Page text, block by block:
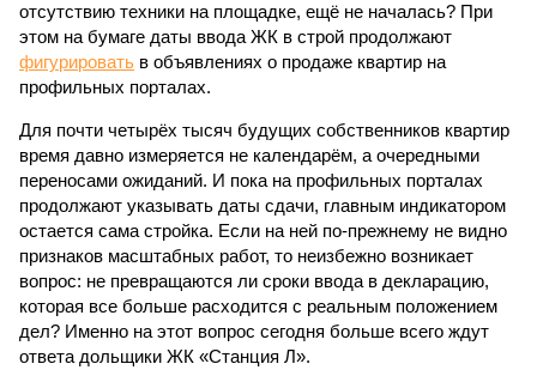
отсутствию техники на площадке, ещё не началась? При
этом на бумаге даты ввода ЖК в строй продолжают
фигурировать в объявлениях о продаже квартир на
профильных порталах.
Для почти четырёх тысяч будущих собственников квартир
время давно измеряется не календарём, а очередными
переносами ожиданий. И пока на профильных порталах
продолжают указывать даты сдачи, главным индикатором
остается сама стройка. Если на ней по-прежнему не видно
признаков масштабных работ, то неизбежно возникает
вопрос: не превращаются ли сроки ввода в декларацию,
которая все больше расходится с реальным положением
дел? Именно на этот вопрос сегодня больше всего ждут
ответа дольщики ЖК «Станция Л».